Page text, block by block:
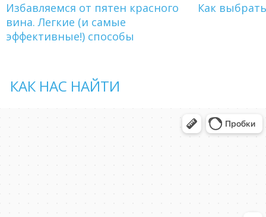
Избавляемся от пятен красного
вина. Легкие (и самые
эффективные!) способы
Как
КАК НАС НАЙТИ